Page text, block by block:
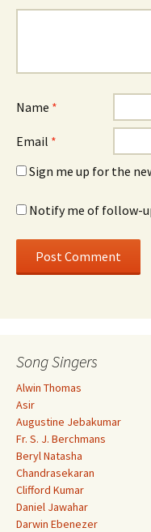
Name *
Email *
Sign me up for the
Notify me of follow-
Song Singers
Alwin Thomas
Asir
Augustine Jebakumar
Fr. S. J. Berchmans
Beryl Natasha
Chandrasekaran
Clifford Kumar
Daniel Jawahar
Darwin Ebenezer